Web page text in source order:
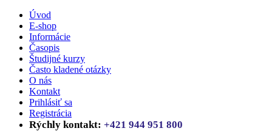
Úvod
E-shop
Informácie
Časopis
Študijné kurzy
Často kladené otázky
O nás
Kontakt
Prihlásiť sa
Registrácia
Rýchly kontakt: +421 944 951 800